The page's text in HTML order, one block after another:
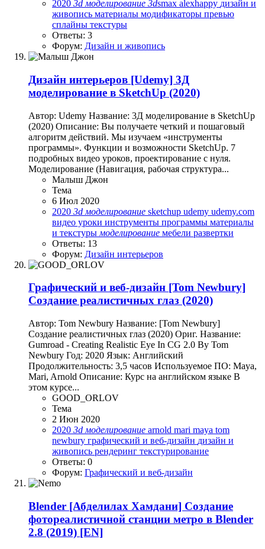
2020 3d моделирование 3dsmax alexhappy дизайн и
живопись материалы модификаторы превью
сплайны текстуры
Ответы: 3
Форум: Дизайн и живопись
Дизайн интерьеров [Udemy] 3Д
моделирование в SketchUp (2020)
Автор: Udemy Название: 3Д моделирование в SketchUp
(2020) Описание: Вы получаете четкий и пошаговый
алгоритм действий. Мы изучаем «инструменты
программы». Функции и возможности SketchUp. 7
подробных видео уроков, проектирование с нуля.
Моделирование (Навигация, рабочая структура...
Малыш Джон
Тема
6 Июл 2020
2020 3d моделирование sketchup udemy udemy.com
видео уроки инструменты программы материалы
и текстуры моделирование мебели развертки
Ответы: 13
Форум: Дизайн интерьеров
Графический и веб-дизайн [Tom Newbury]
Создание реалистичных глаз (2020)
Автор: Tom Newbury Название: [Tom Newbury]
Создание реалистичных глаз (2020) Ориг. Название:
Gumroad - Creating Realistic Eye In CG 2.0 By Tom
Newbury Год: 2020 Язык: Английский
Продолжительность: 3,5 часов Используемое ПО: Maya,
Mari, Arnold Описание: Курс на английском языке В
этом курсе...
GOOD_ORLOV
Тема
2 Июн 2020
2020 3d моделирование arnold mari maya tom
newbury графический и веб-дизайн дизайн и
живопись рендеринг текстурирование
Ответы: 0
Форум: Графический и веб-дизайн
Blender [Абделилах Хамдани] Создание
фотореалистичной станции метро в Blender
2.8 (2019) [EN]